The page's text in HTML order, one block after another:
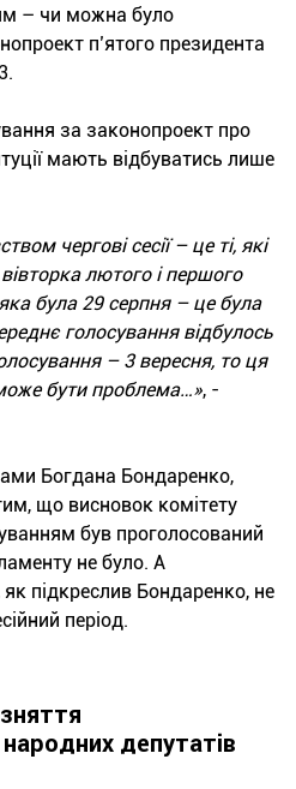
– чи можна було
п’ятого президента
за законопроект про
мають відбуватись лише
чергові сесії – це ті, які
лютого і першого
була 29 серпня – це була
голосування відбулось
– 3 вересня, то ця
бути проблема…», -
Богдана Бондаренко,
що висновок комітету
був проголосований
не було. А
підкреслив Бондаренко, не
період.
депутатів